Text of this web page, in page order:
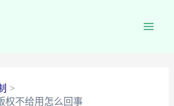
权不给用怎么回事